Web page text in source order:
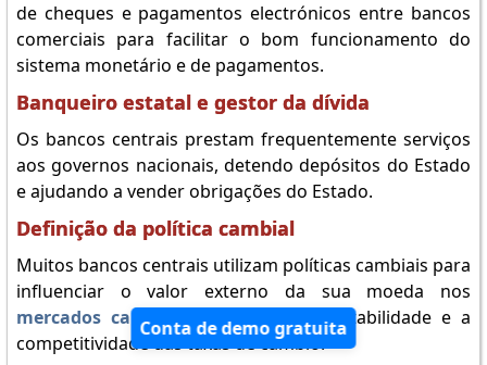
de cheques e pagamentos electrónicos entre bancos
comerciais para facilitar o bom funcionamento do
sistema monetário e de pagamentos.
Banqueiro estatal e gestor da dívida
Os bancos centrais prestam frequentemente serviços
aos governos nacionais, detendo depósitos do Estado
e ajudando a vender obrigações do Estado.
Definição da política cambial
Muitos bancos centrais utilizam políticas cambiais para
influenciar o valor externo da sua moeda nos
mercados cambiais
e promover a estabilidade e a
competitividade das taxas de câmbio.
Conta de demo gratuita